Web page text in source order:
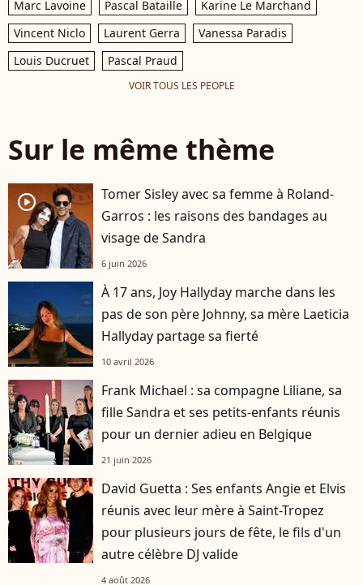
Marc Lavoine Pascal Bataille
Karine Le Marchand
Vincent Niclo
Laurent Gerra
Vanessa Paradis
Louis Ducruet
Pascal Praud
VOIR TOUS LES PEOPLE
Sur le même thème
player2
Tomer Sisley avec sa femme à Roland-
Garros : les raisons des bandages au
visage de Sandra
6 juin 2026
À 17 ans, Joy Hallyday marche dans les
pas de son père Johnny, sa mère Laeticia
Hallyday partage sa fierté
10 avril 2026
Frank Michael : sa compagne Liliane, sa
fille Sandra et ses petits-enfants réunis
pour un dernier adieu en Belgique
21 juin 2026
David Guetta : Ses enfants Angie et Elvis
réunis avec leur mère à Saint-Tropez
pour plusieurs jours de fête, le fils d'un
autre célèbre DJ valide
4 août 2026